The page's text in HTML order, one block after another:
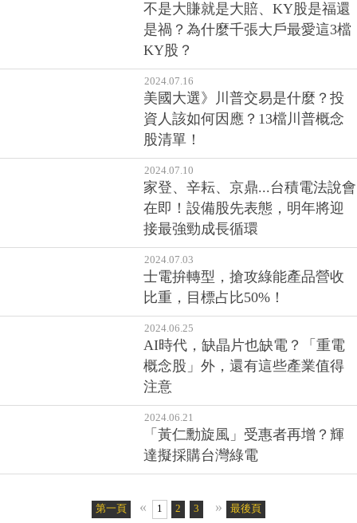
不是大賺就是大賠、KY股是福還
是禍？為什麼千張大戶最愛這3檔
KY股？
2024.07.16
美國大選》川普交易是什麼？投
資人該如何因應？13檔川普概念
股清單！
2024.07.10
家登、辛耘、京鼎...台積電法說會
在即！設備股先表態，明年將迎
接最強勁成長循環
2024.07.03
士電拚轉型，搶攻綠能產品營收
比重，目標占比50%！
2024.06.25
AI時代，缺晶片也缺電？「重電
概念股」外，還有這些產業值得
注意
2024.06.21
「黃仁勳旋風」受惠者再增？輝
達擬採購台灣綠電
第一頁 « 1 2 3 4 5 6
» 最後頁